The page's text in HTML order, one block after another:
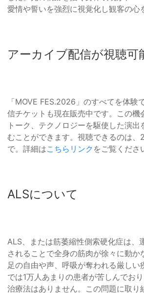
愛情や誓いを強烈に視覚化し観客の心
アーカイブ配信が視聴可
「MOVE FES.2026」のすべてを体験
信チケットも現在販売中です。この機
トーク、テクノロジーを駆使した演出
むことができます。視聴できるのは、
で。詳細はこちらリンク をご覧くださ
ALSについて
ALS、または筋萎縮性側索硬化症は、
されることで全身の筋肉が徐々に動か
足の自由や声、呼吸が奪われる厳しい
では1万人あまりの患者が苦しんでお
治療法はありません。この問題に取り